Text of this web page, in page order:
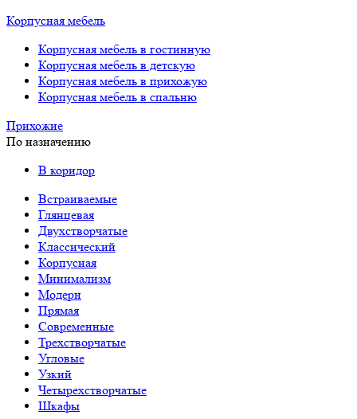
Корпусная мебель
Корпусная мебель в гостинную
Корпусная мебель в детскую
Корпусная мебель в прихожую
Корпусная мебель в спальню
Прихожие
По назначению
В коридор
Встраиваемые
Глянцевая
Двухстворчатые
Классический
Корпусная
Минимализм
Модерн
Прямая
Современные
Трехстворчатые
Угловые
Узкий
Четырехстворчатые
Шкафы